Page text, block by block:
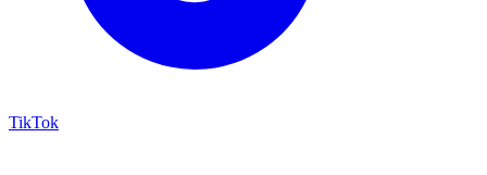
TikTok